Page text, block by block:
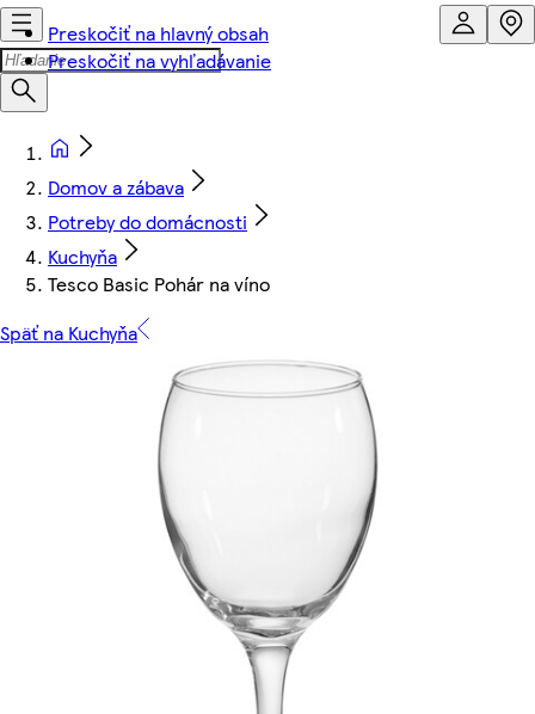
Preskočiť na hlavný obsah
Preskočiť na vyhľadávanie
Domov a zábava
Potreby do domácnosti
Kuchyňa
Tesco Basic Pohár na víno
Späť na Kuchyňa